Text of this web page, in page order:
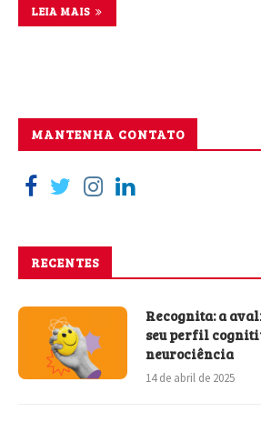
LEIA MAIS
MANTENHA CONTATO
RECENTES
Recognita: a
seu perfil
neurociência
14 de abril de 2025